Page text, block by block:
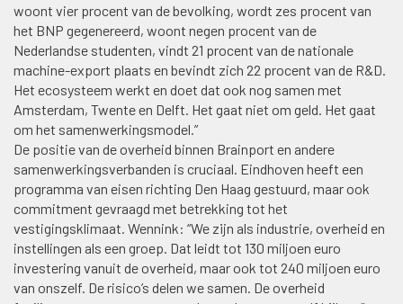
woont vier procent van de bevolking, wordt zes procent van
het BNP gegenereerd, woont negen procent van de
Nederlandse studenten, vindt 21 procent van de nationale
machine-export plaats en bevindt zich 22 procent van de R&D.
Het ecosysteem werkt en doet dat ook nog samen met
Amsterdam, Twente en Delft. Het gaat niet om geld. Het gaat
om het samenwerkingsmodel.”
De positie van de overheid binnen Brainport en andere
samenwerkingsverbanden is cruciaal. Eindhoven heeft een
programma van eisen richting Den Haag gestuurd, maar ook
commitment gevraagd met betrekking tot het
vestigingsklimaat. Wennink: “We zijn als industrie, overheid en
instellingen als een groep. Dat leidt tot 130 miljoen euro
investering vanuit de overheid, maar ook tot 240 miljoen euro
van onszelf. De risico’s delen we samen. De overheid